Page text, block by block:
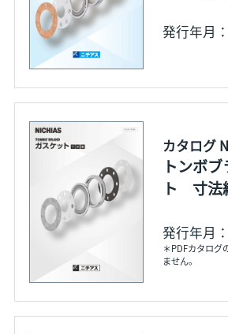
発行年月
カタログ
トンボ
ト 寸法
発行年月
＊PDFカタログ
ません。